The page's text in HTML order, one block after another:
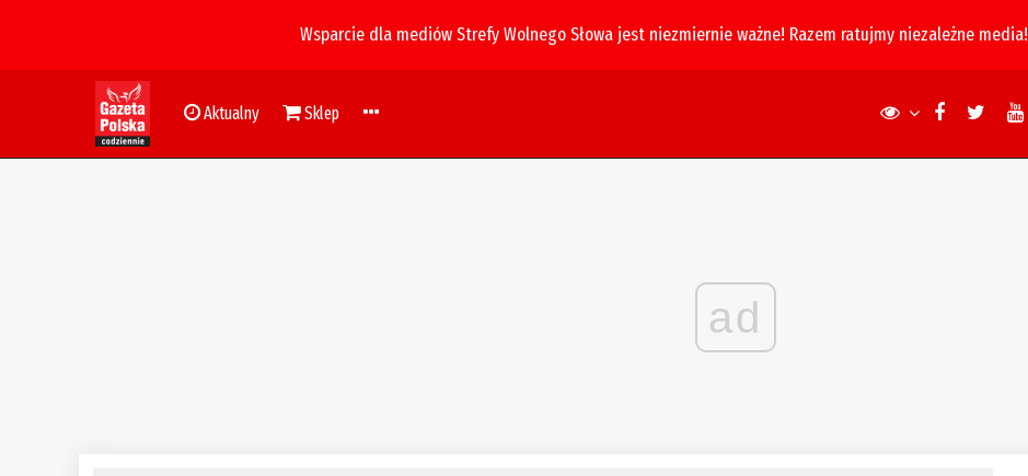
Wsparcie dla mediów Strefy Wolnego Słowa jest niezmiernie ważne! Razem ratujmy niezależne media!
Aktualny Sklep
ad